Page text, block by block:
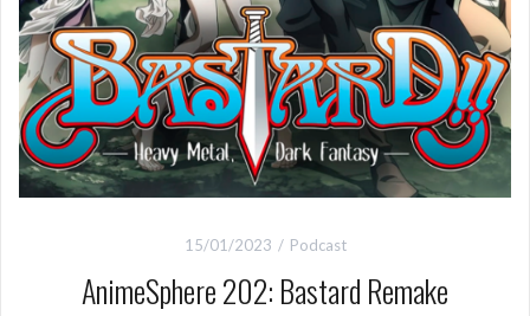
15/01/2023 Podcast
AnimeSphere 202: Bastard Remake